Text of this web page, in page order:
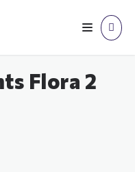
Flora 2